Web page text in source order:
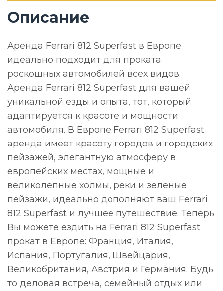
Описание
Аренда Ferrari 812 Superfast в Европе
идеально подходит для проката
роскошных автомобилей всех видов.
Аренда Ferrari 812 Superfast для вашей
уникальной езды и опыта, тот, который
адаптируется к красоте и мощности
автомобиля. В Европе Ferrari 812 Superfast
аренда имеет красоту городов и городских
пейзажей, элегантную атмосферу в
европейских местах, мощные и
великолепные холмы, реки и зеленые
пейзажи, идеально дополняют ваш Ferrari
812 Superfast и лучшее путешествие. Теперь
Вы можете ездить на Ferrari 812 Superfast
прокат в Европе: Франция, Италия,
Испания, Португалия, Швейцария,
Великобритания, Австрия и Германия. Будь
то деловая встреча, семейный отдых или